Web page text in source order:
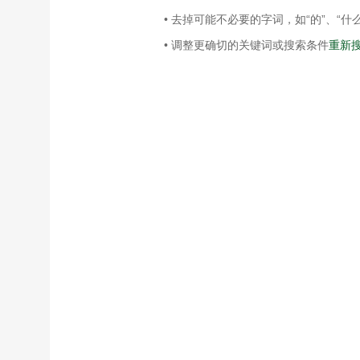
• 去掉可能不必要的字词，如“的”、“什
• 调整更确切的关键词或搜索条件重新